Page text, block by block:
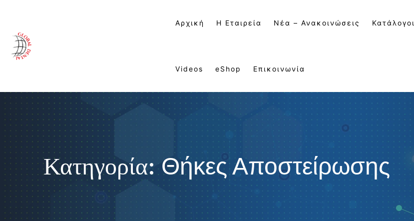
Αρχική Η Εταιρεία Νέα – Ανακοινώσεις Κατάλογοι
Videos eShop Επικοινωνία
Κατηγορία:Θήκες Αποστείρωσης